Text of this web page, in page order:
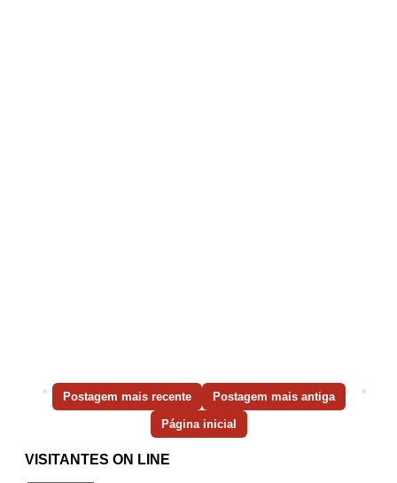
Postagem mais recente Postagem mais antiga
Página inicial
VISITANTES ON LINE